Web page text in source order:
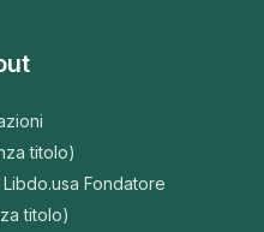
titolo)
Fondatore
titolo)